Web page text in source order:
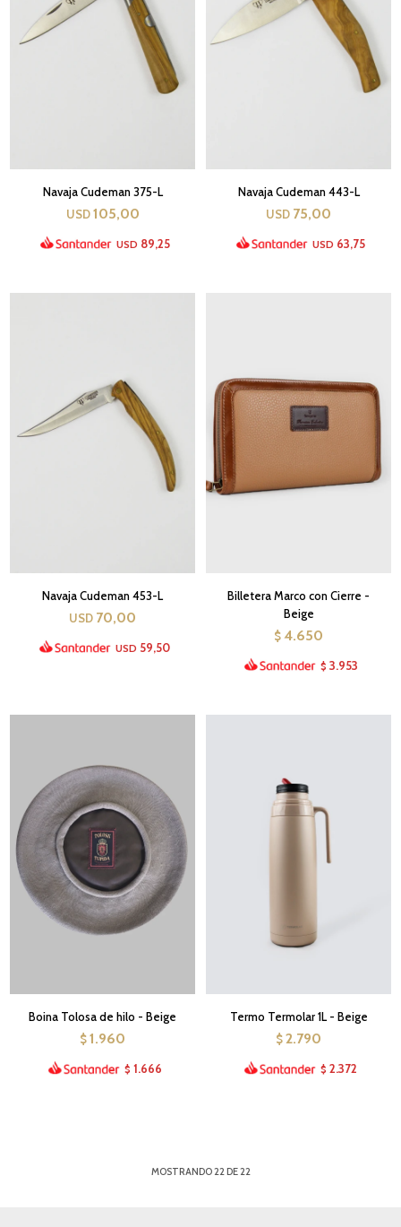
Navaja Cudeman 375-L
USD 105,00
USD 89,25
Navaja Cudeman 443-L
USD 75,00
USD 63,75
Navaja Cudeman 453-L
USD 70,00
USD 59,50
Billetera Marco con Cierre -
Beige
$ 4.650
$ 3.953
Boina Tolosa de hilo - Beige
$ 1.960
$ 1.666
Termo Termolar 1L - Beige
$ 2.790
$ 2.372
MOSTRANDO22 DE22